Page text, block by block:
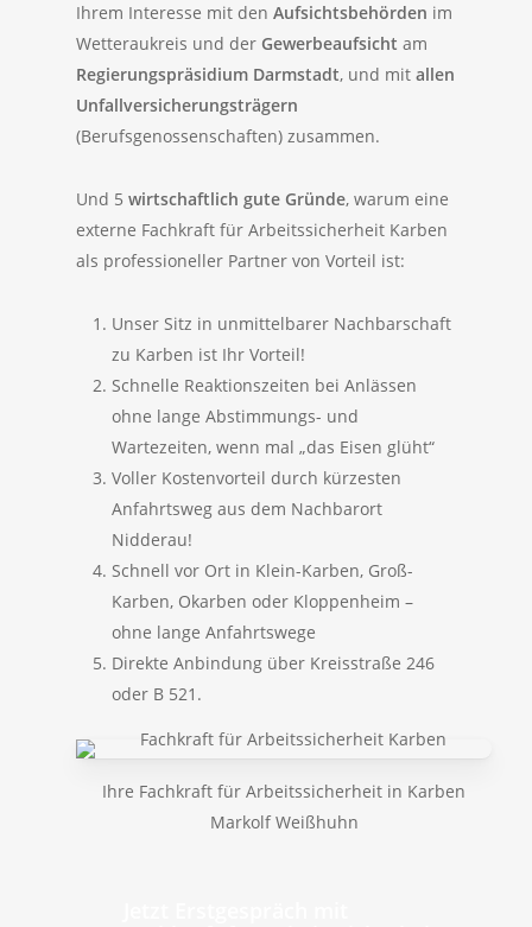
Ihrem Interesse mit denAufsichtsbehörden im
Wetteraukreis und der Gewerbeaufsicht am
Regierungspräsidium Darmstadt, und mitallen
Unfallversicherungsträgern
(Berufsgenossenschaften) zusammen.
Und 5wirtschaftlich gute Gründe, warum eine
externe Fachkraft für Arbeitssicherheit Karben
als professioneller Partner von Vorteil ist:
Unser Sitz in unmittelbarer Nachbarschaft
zu Karben ist Ihr Vorteil!
Schnelle Reaktionszeiten bei Anlässen
ohne lange Abstimmungs- und
Wartezeiten, wenn mal „das Eisen glüht“
Voller Kostenvorteil durch kürzesten
Anfahrtsweg aus dem Nachbarort
Nidderau!
Schnell vor Ort in Klein-Karben, Groß-
Karben, Okarben oder Kloppenheim –
ohne lange Anfahrtswege
Direkte Anbindung über Kreisstraße 246
oder B 521.
Ihre Fachkraft für Arbeitssicherheit in Karben
Markolf Weißhuhn